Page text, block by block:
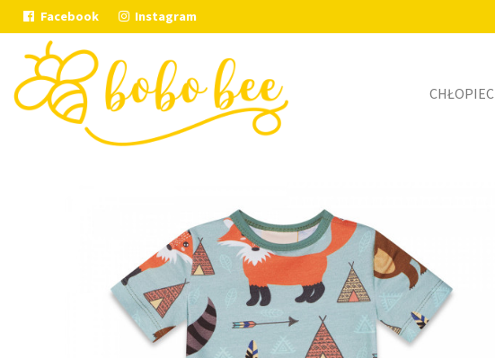
Facebook Instagram
CHŁOPIEC